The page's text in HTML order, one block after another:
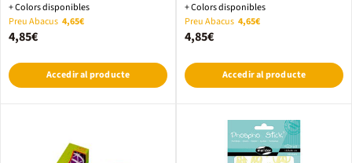
+ Colors disponibles
Preu Abacus 4,65€
4,85€
Accedir al producte
+ Colors disponibles
Preu Abacus 4,65€
4,85€
Accedir al producte